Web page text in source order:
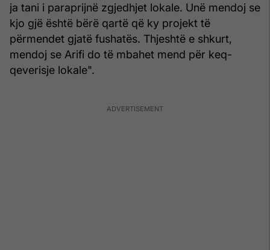
ja tani i paraprijnë zgjedhjet lokale. Unë mendoj se
kjo gjë është bërë qartë që ky projekt të
përmendet gjatë fushatës. Thjeshtë e shkurt,
mendoj se Arifi do të mbahet mend për keq-
qeverisje lokale".